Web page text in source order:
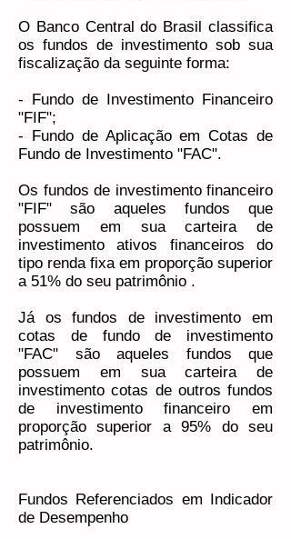
O Banco Central do Brasil classifica
os fundos de investimento sob sua
fiscalização da seguinte forma:
- Fundo de Investimento Financeiro
"FIF";
- Fundo de Aplicação em Cotas de
Fundo de Investimento "FAC".
Os fundos de investimento financeiro
"FIF" são aqueles fundos que
possuem em sua carteira de
investimento ativos financeiros do
tipo renda fixa em proporção superior
a 51% do seu patrimônio .
Já os fundos de investimento em
cotas de fundo de investimento
"FAC" são aqueles fundos que
possuem em sua carteira de
investimento cotas de outros fundos
de investimento financeiro em
proporção superior a 95% do seu
patrimônio.
Fundos Referenciados em Indicador
de Desempenho